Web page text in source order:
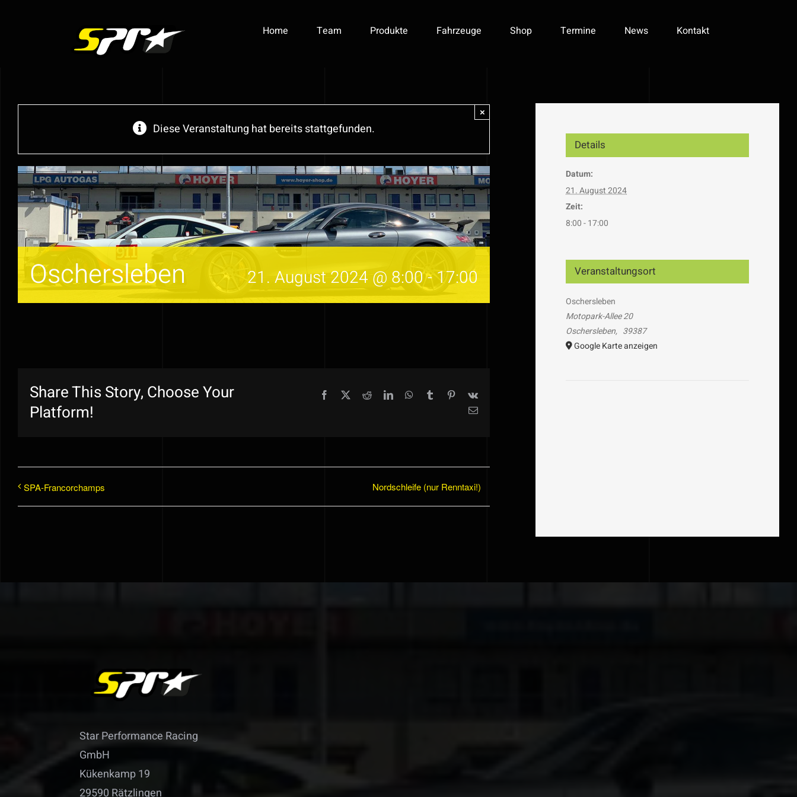
Home Team Produkte Fahrzeuge Shop Termine News Kontakt
Diese Veranstaltung hat bereits stattgefunden.
×
Oschersleben 21. August 2024 @ 8:00-17:00
Share This Story, Choose Your
Platform!
Facebook RedditLinkedInWhatsApp
Tumblr Pinterest
Vk
E-
SPA-Francorchamps Nordschleife (nur Renntaxi!)
Details
Datum:
21. August 2024
Zeit:
8:00 - 17:00
Veranstaltungsort
Oschersleben
Motopark-Allee 20
Oschersleben, 39387
Google Karte anzeigen
Star Performance Racing
GmbH
Kükenkamp 19
29590 Rätzlingen